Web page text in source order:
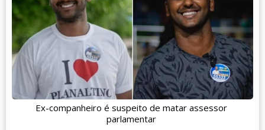
Ex-companheiro é suspeito de matar assessor
parlamentar